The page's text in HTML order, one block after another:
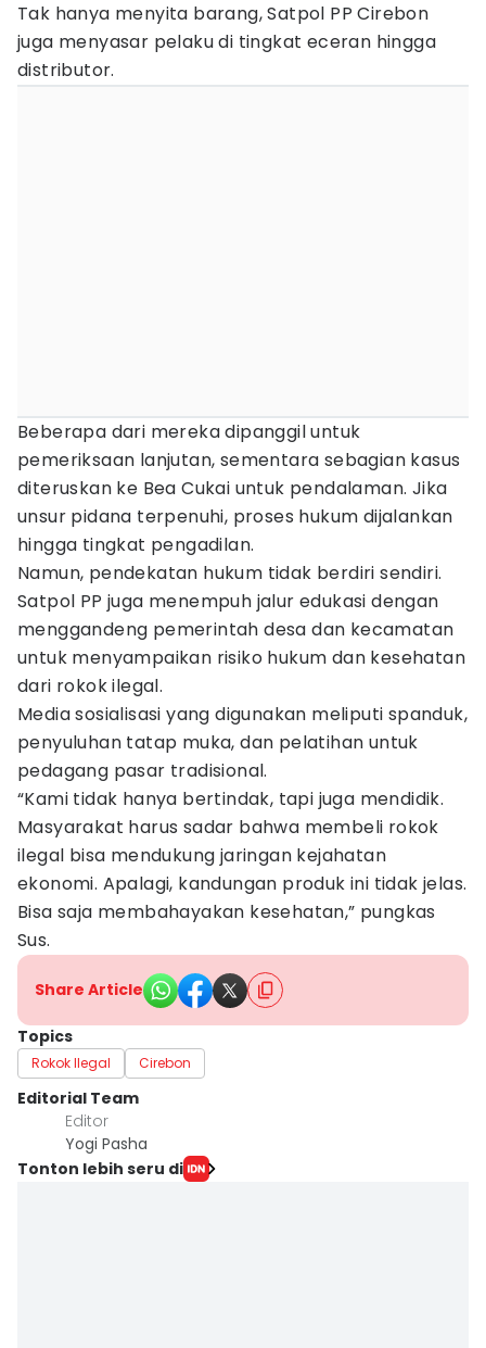
Tak hanya menyita barang, Satpol PP Cirebon
juga menyasar pelaku di tingkat eceran hingga
distributor.
Beberapa dari mereka dipanggil untuk
pemeriksaan lanjutan, sementara sebagian kasus
diteruskan ke Bea Cukai untuk pendalaman. Jika
unsur pidana terpenuhi, proses hukum dijalankan
hingga tingkat pengadilan.
Namun, pendekatan hukum tidak berdiri sendiri.
Satpol PP juga menempuh jalur edukasi dengan
menggandeng pemerintah desa dan kecamatan
untuk menyampaikan risiko hukum dan kesehatan
dari rokok ilegal.
Media sosialisasi yang digunakan meliputi spanduk,
penyuluhan tatap muka, dan pelatihan untuk
pedagang pasar tradisional.
“Kami tidak hanya bertindak, tapi juga mendidik.
Masyarakat harus sadar bahwa membeli rokok
ilegal bisa mendukung jaringan kejahatan
ekonomi. Apalagi, kandungan produk ini tidak jelas.
Bisa saja membahayakan kesehatan,” pungkas
Sus.
Share Article
Topics
Rokok Ilegal Cirebon
Editorial Team
Editor
Yogi Pasha
Tonton lebih seru di